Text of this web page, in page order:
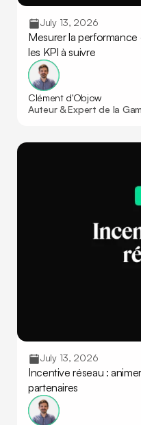
Mesurer la
les KPI à suivre
July 13, 2026
Clément d'Objow
Auteur & Expert de la
Incentive réseau :
partenaires
July 13, 2026